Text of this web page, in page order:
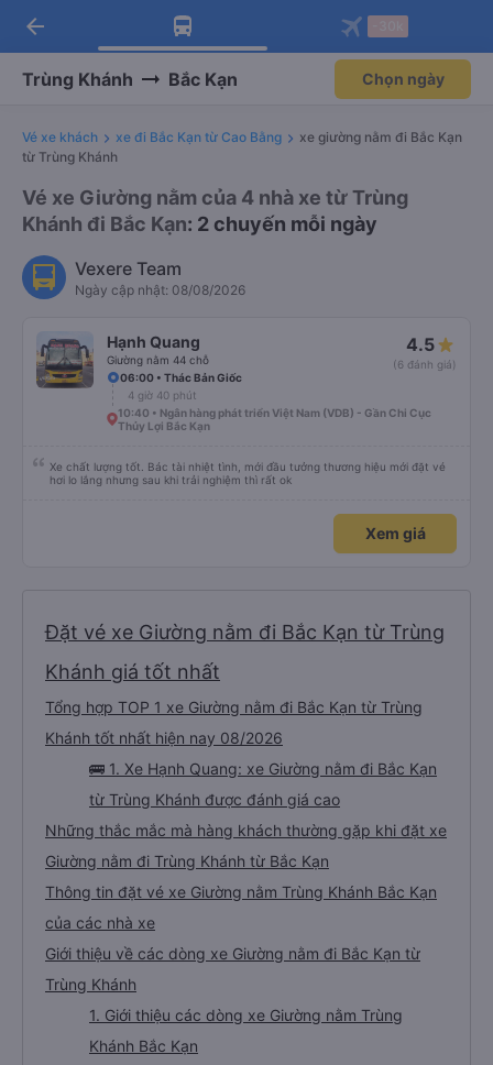
Tải app Vexere ngay!
Nhận ưu đãi thành viên độc
Mở app
Tải app Vexere
-30k/ghế khi đặt vé máy bay qua
Mở app
arrow_back
Trùng Khánh Bắc Kạn Chọn ngày
Vé xe khách xe đi Bắc Kạn từ Cao Bằng
xe giường nằm đi Bắc Kạn
từ Trùng Khánh
Vé xe Giường nằm của 4 nhà xe từ Trùng
Khánh đi Bắc Kạn: 2 chuyến mỗi ngày
Vexere Team
Ngày cập nhật: 08/08/2026
Hạnh Quang
Giường nằm 44 chỗ
4.5
(6 đánh giá)
06:00 • Thác Bản Giốc
4 giờ 40 phút
10:40 • Ngân hàng phát triển Việt Nam (VDB) - Gần Chi Cục
Thủy Lợi Bắc Kạn
Xe chất lượng tốt. Bác tài nhiệt tình, mới đầu tưởng thương hiệu mới đặt vé
hơi lo lắng nhưng sau khi trải nghiệm thì rất ok
Xem giá
Đặt vé xe Giường nằm đi Bắc Kạn từ Trùng
Khánh giá tốt nhất
Tổng hợp TOP 1 xe Giường nằm đi Bắc Kạn từ Trùng
Khánh tốt nhất hiện nay 08/2026
🚌 1. Xe Hạnh Quang: xe Giường nằm đi Bắc Kạn
từ Trùng Khánh được đánh giá cao
Những thắc mắc mà hàng khách thường gặp khi đặt xe
Giường nằm đi Trùng Khánh từ Bắc Kạn
Thông tin đặt vé xe Giường nằm Trùng Khánh Bắc Kạn
của các nhà xe
Giới thiệu về các dòng xe Giường nằm đi Bắc Kạn từ
Trùng Khánh
1. Giới thiệu các dòng xe Giường nằm Trùng
Khánh Bắc Kạn